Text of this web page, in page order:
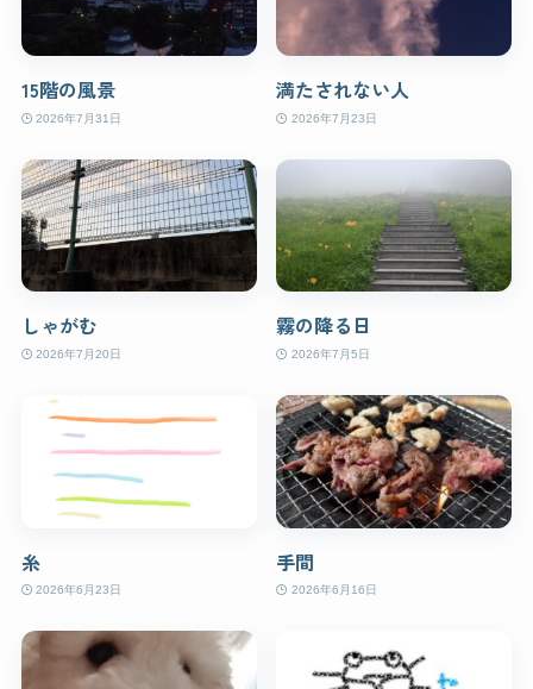
15階の風景
2026年7月31日
満たされない人
2026年7月23日
しゃがむ
2026年7月20日
霧の降る日
2026年7月5日
糸
2026年6月23日
手間
2026年6月16日